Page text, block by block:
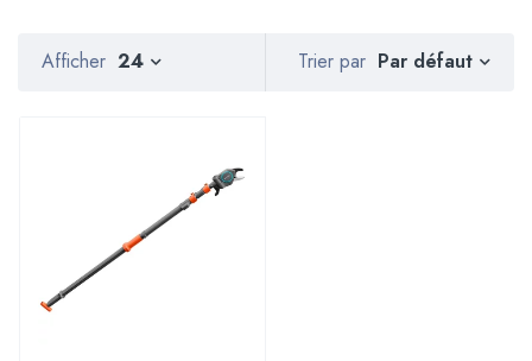
Trier par Par défaut
Afficher 24